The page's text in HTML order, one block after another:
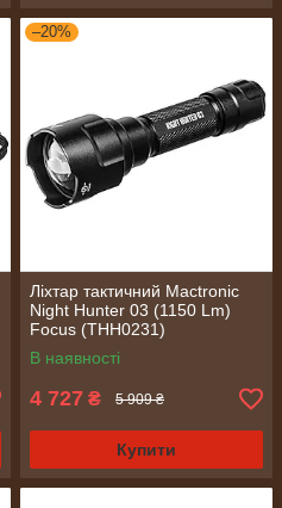
–20%
Ліхтар тактичний Mactronic
Night Hunter 03 (1150 Lm)
Focus (THH0231)
В наявності
4 727 ₴ 5 909 ₴
Купити